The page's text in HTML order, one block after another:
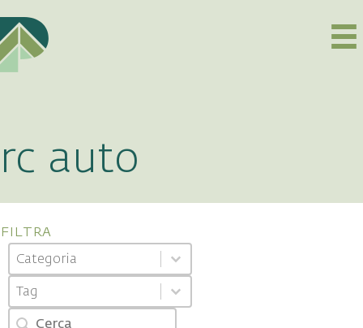
rc auto
filtra
Categoria
Select content
Select content
Tag
Select content
Select content
Cerca
Search content